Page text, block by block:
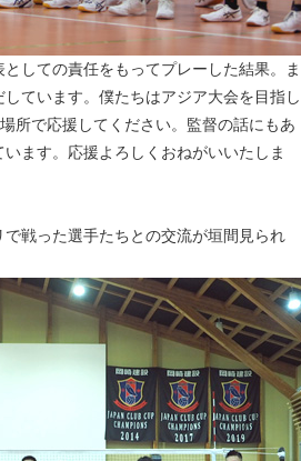
しての責任をもってプレーした結果。ま
ています。僕たちはアジア大会を目指し
所で応援してください。監督の話にもあ
ます。応援よろしくおねがいいたしま
戦った選手たちとの交流が垣間見られ